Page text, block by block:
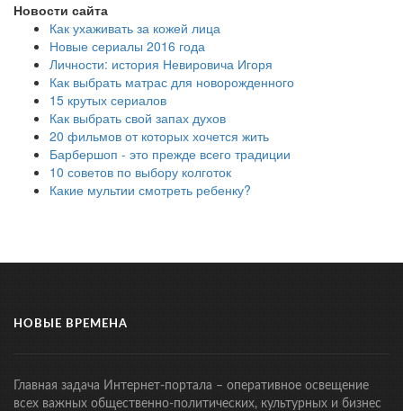
Новости сайта
Как ухаживать за кожей лица
Новые сериалы 2016 года
Личности: история Невировича Игоря
Как выбрать матрас для новорожденного
15 крутых сериалов
Как выбрать свой запах духов
20 фильмов от которых хочется жить
Барбершоп - это прежде всего традиции
10 советов по выбору колготок
Какие мультии смотреть ребенку?
НОВЫЕ ВРЕМЕНА
Главная задача Интернет-портала – оперативное освещение
всех важных общественно-политических, культурных и бизнес